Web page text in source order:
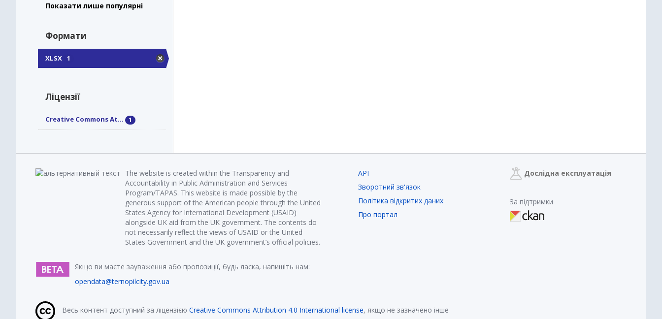
Показати лише популярні
Формати
XLSX 1
Ліцензії
Creative Commons At... 1
The website is created within the Transparency and
Accountability in Public Administration and Services
Program/TAPAS. This website is made possible by the
generous support of the American people through the United
States Agency for International Development (USAID)
alongside UK aid from the UK government. The contents do
not necessarily reflect the views of USAID or the United
States Government and the UK government’s official policies.
Якщо ви маєте зауваження або пропозиції, будь ласка, напишіть нам:
opendata@ternopilcity.gov.ua
API
Зворотний зв'язок
Політика відкритих даних
Про портал
Дослідна експлуатація
За підтримки
Весь контент доступний за ліцензією Creative Commons Attribution 4.0 International license, якщо не зазначено інше